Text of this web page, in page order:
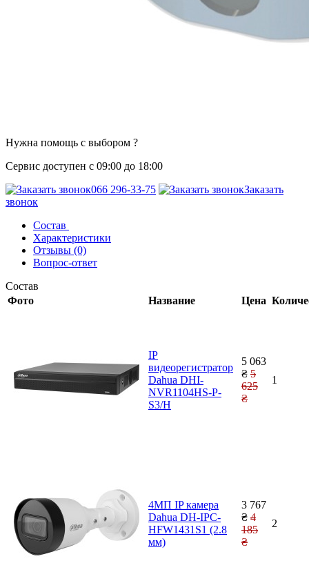
Нужна помощь с выбором ?
Сервис доступен с 09:00 до 18:00
066 296-33-75
Заказать
звонок
Состав
Характеристики
Отзывы (0)
Вопрос-ответ
Состав
Фото
Название Цена
IP
видеорегистратор
Dahua DHI-
NVR1104HS-P-
S3/H
5 063
₴ 5
625
₴
1
4MП IP камера
Dahua DH-IPC-
HFW1431S1 (2.8
мм)
3 767
₴ 4
185
₴
2